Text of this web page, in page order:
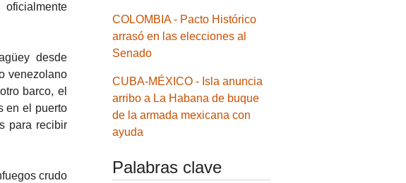
desde
venezolano
barco, el
en el puerto
para recibir
crudo
COLOMBIA - Pacto Histórico
arrasó en las elecciones al
Senado
CUBA-MÉXICO - Isla anuncia
arribo a La Habana de buque
de la armada mexicana con
ayuda
Palabras clave